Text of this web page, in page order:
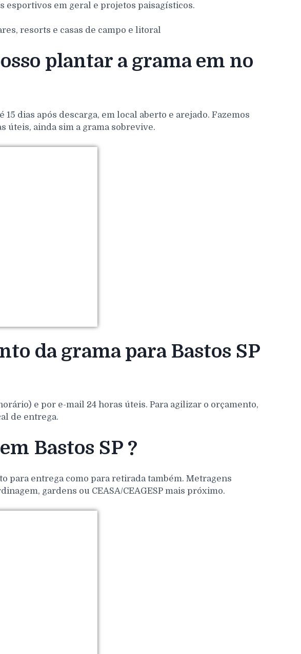
esportivos em geral e projetos paisagísticos.
resorts e casas de campo e litoral
plantar a grama em no
dias após descarga, em local aberto e arejado. Fazemos
úteis, ainda sim a grama sobrevive.
da grama para Bastos SP
e por e-mail 24 horas úteis. Para agilizar o orçamento,
de entrega.
Bastos SP ?
para entrega como para retirada também. Metragens
gardens ou CEASA/CEAGESP mais próximo.